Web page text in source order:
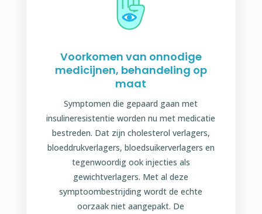
Voorkomen van onnodige
medicijnen, behandeling op
maat
Symptomen die gepaard gaan met
insulineresistentie worden nu met medicatie
bestreden. Dat zijn cholesterol verlagers,
bloeddrukverlagers, bloedsuikerverlagers en
tegenwoordig ook injecties als
gewichtverlagers. Met al deze
symptoombestrijding wordt de echte
oorzaak niet aangepakt. De